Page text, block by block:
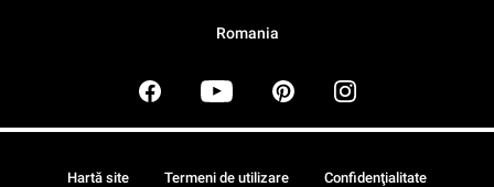
Romania
Hartă site Termeni de utilizare Confidenţialitate